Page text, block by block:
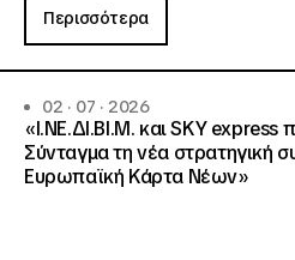
Περισσότερα
02 · 07 · 2026
«Ι.ΝΕ.ΔΙ.ΒΙ.Μ. και SKY express
Σύνταγμα τη νέα στρατηγική
Ευρωπαϊκή Κάρτα Νέων»